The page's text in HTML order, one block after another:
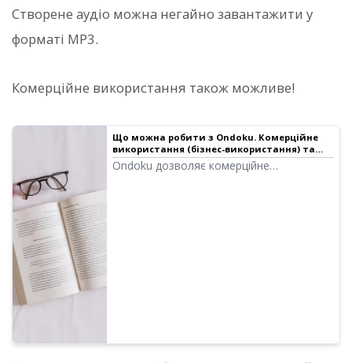
Створене аудіо можна негайно завантажити у
форматі MP3.
Комерційне використання також можливе!
Що можна робити з Ondoku. Комерційне
використання (бізнес-використання) та
заборонені дії.｜Програма для читання
тексту Ondoku
Ondoku дозволяє комерційне